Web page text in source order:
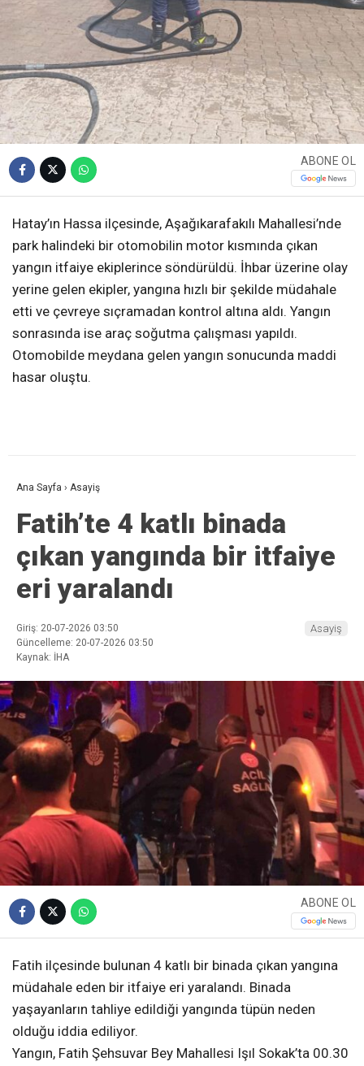
ABONE OL
Hatay’ın Hassa ilçesinde, Aşağıkarafakılı Mahallesi’nde
park halindeki bir otomobilin motor kısmında çıkan
yangın itfaiye ekiplerince söndürüldü. İhbar üzerine olay
yerine gelen ekipler, yangına hızlı bir şekilde müdahale
etti ve çevreye sıçramadan kontrol altına aldı. Yangın
sonrasında ise araç soğutma çalışması yapıldı.
Otomobilde meydana gelen yangın sonucunda maddi
hasar oluştu.
Ana Sayfa › Asayiş
Fatih’te 4 katlı binada
çıkan yangında bir itfaiye
eri yaralandı
Giriş: 20-07-2026 03:50
Güncelleme: 20-07-2026 03:50
Kaynak: İHA
Asayiş
ABONE OL
Fatih ilçesinde bulunan 4 katlı bir binada çıkan yangına
müdahale eden bir itfaiye eri yaralandı. Binada
yaşayanların tahliye edildiği yangında tüpün neden
olduğu iddia ediliyor.
Yangın, Fatih Şehsuvar Bey Mahallesi Işıl Sokak’ta 00.30